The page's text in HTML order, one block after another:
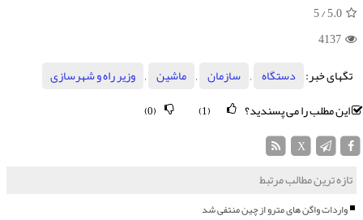
5.0
/ 5
4137
تگهای خبر:
دستگاه , سازمان , ماشین ,
وزیر راه و شهرسازی
این مطلب را می پسندید؟
(0)
تازه ترین مطالب مرتبط
واردات واگن های مترو از چین منتفی شد